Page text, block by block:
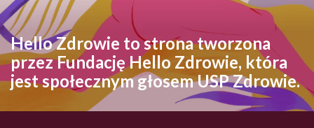
Hello Zdrowie to strona tworzona
przez Fundację Hello Zdrowie, która
jest społecznym głosem USP Zdrowie.